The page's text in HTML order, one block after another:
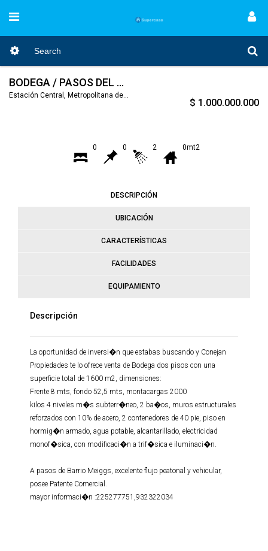
BODEGA / PASOS DEL BARRIO MEIGGS
Estación Central, Metropolitana de Santiago, Nro. Código 346
$ 1.000.000.000
0 0 2 0mt2
DESCRIPCIÓN
UBICACIÓN
CARACTERÍSTICAS
FACILIDADES
EQUIPAMIENTO
Descripción
La oportunidad de inversi�n que estabas buscando y Conejan
Propiedades te lo ofrece venta de Bodega dos pisos con una
superficie total de 1600 m2, dimensiones:
Frente 8 mts, fondo 52,5 mts, montacargas 2000
kilos 4 niveles m�s subterr�neo, 2 ba�os, muros estructurales
reforzados con 10% de acero, 2 contenedores de 40 pie, piso en
hormig�n armado, agua potable, alcantarillado, electricidad
monof�sica, con modificaci�n a trif�sica e iluminaci�n.
A pasos de Barrio Meiggs, excelente flujo peatonal y vehicular,
posee Patente Comercial.
mayor informaci�n :225277751,932322034